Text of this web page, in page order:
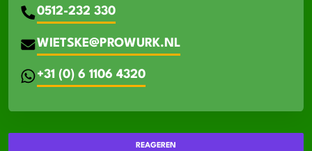
0512-232 330
WIETSKE@PROWURK.NL
+31 (0) 6 1106 4320
REAGEREN